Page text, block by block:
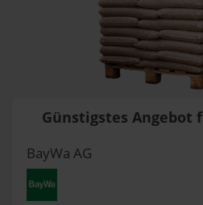
Günstigstes Angebot
BayWa AG